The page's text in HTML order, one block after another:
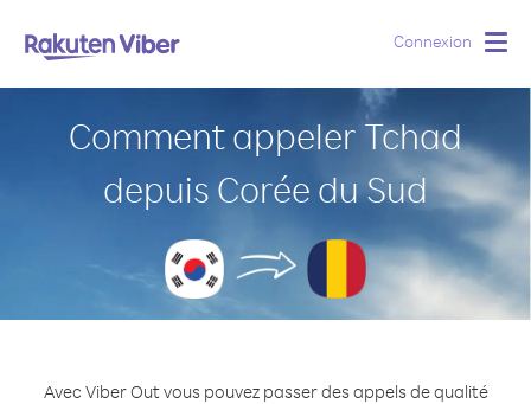
Connexion
Comment appeler Tchad
depuis Corée du Sud
Avec Viber Out vous pouvez passer des appels de qualité